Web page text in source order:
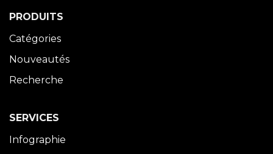
PRODUITS
Catégories
Nouveautés
Recherche
SERVICES
Infographie